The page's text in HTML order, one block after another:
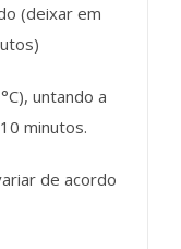
(deixar em
untando a
minutos.
de acordo